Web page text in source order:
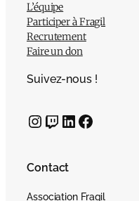
L’équipe
Participer à Fragil
Recrutement
Faire un don
Suivez-nous !
InstagramTwitch LinkedIn Facebook
Contact
Association Fragil